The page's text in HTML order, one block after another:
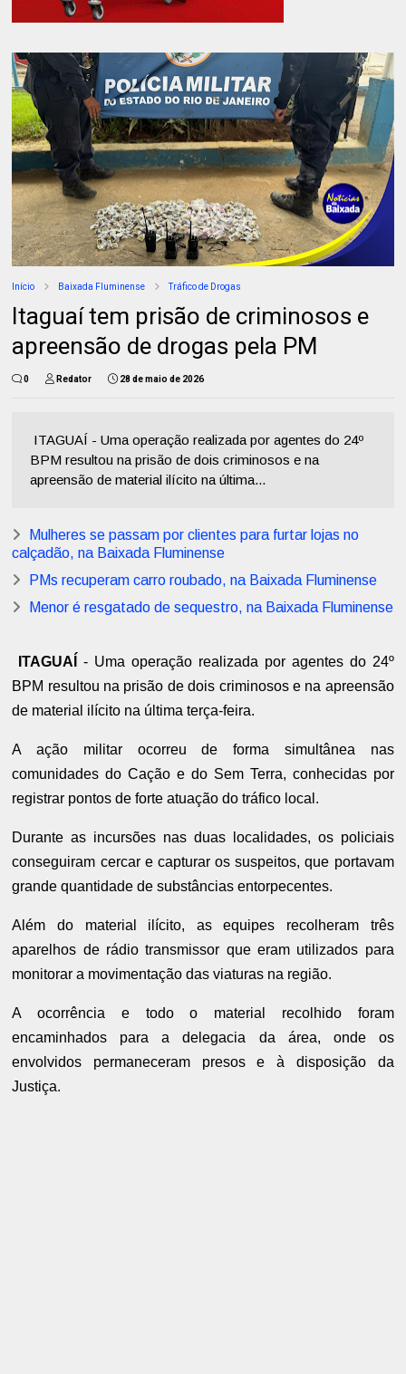
Início Baixada Fluminense Tráfico de Drogas
Itaguaí tem prisão de criminosos e
apreensão de drogas pela PM
0 Redator 28 de maio de 2026
ITAGUAÍ - Uma operação realizada por agentes do 24º
BPM resultou na prisão de dois criminosos e na
apreensão de material ilícito na última...
Mulheres se passam por clientes para furtar lojas no
calçadão, na Baixada Fluminense
PMs recuperam carro roubado, na Baixada Fluminense
Menor é resgatado de sequestro, na Baixada Fluminense
ITAGUAÍ
- Uma operação realizada por agentes do 24º
BPM resultou na prisão de dois criminosos e na apreensão
de material ilícito na última terça-feira.
A ação militar ocorreu de forma simultânea nas
comunidades do Cação e do Sem Terra, conhecidas por
registrar pontos de forte atuação do tráfico local.
Durante as incursões nas duas localidades, os policiais
conseguiram cercar e capturar os suspeitos, que portavam
grande quantidade de substâncias entorpecentes.
Além do material ilícito, as equipes recolheram três
aparelhos de rádio transmissor que eram utilizados para
monitorar a movimentação das viaturas na região.
A ocorrência e todo o material recolhido foram
encaminhados para a delegacia da área, onde os
envolvidos permaneceram presos e à disposição da
Justiça.